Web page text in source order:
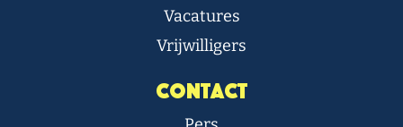
Vacatures
Vrijwilligers
Contact